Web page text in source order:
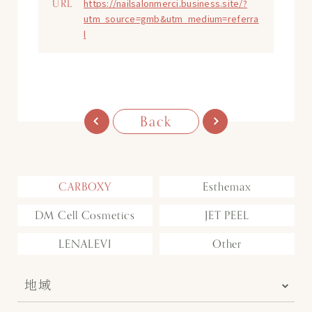
URL
https://nailsalonmerci.business.site/?
utm_source=gmb&utm_medium=referra
l
Back
CARBOXY
Esthemax
DM Cell Cosmetics
JET PEEL
LENALEVI
Other
地域